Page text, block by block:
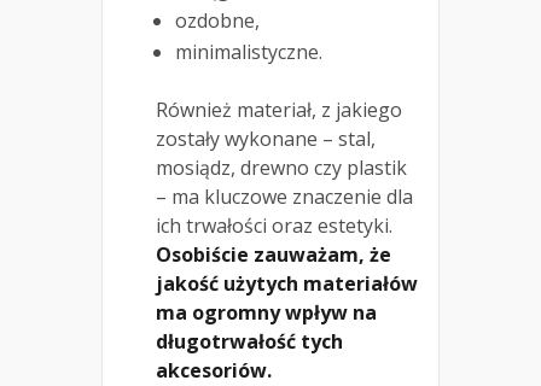
ozdobne,
minimalistyczne.
Również materiał, z jakiego
zostały wykonane – stal,
mosiądz, drewno czy plastik
– ma kluczowe znaczenie dla
ich trwałości oraz estetyki.
Osobiście zauważam, że
jakość użytych materiałów
ma ogromny wpływ na
długotrwałość tych
akcesoriów.